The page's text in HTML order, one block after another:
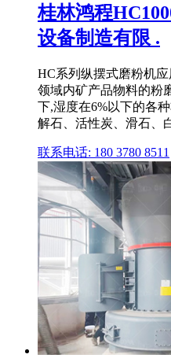
桂林鸿程
设备制造有限 .
HC系列纵摆式磨粉机
领域内矿产品物料的粉
下,湿度在6%以下的各
解石、活性炭、滑石、
联系电话: 180 3780 8511